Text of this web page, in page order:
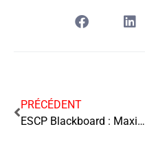
PRÉCÉDENT
ESCP Blackboard : Maximisez Votre Parcours Éducatif avec Cette Solution Innovante